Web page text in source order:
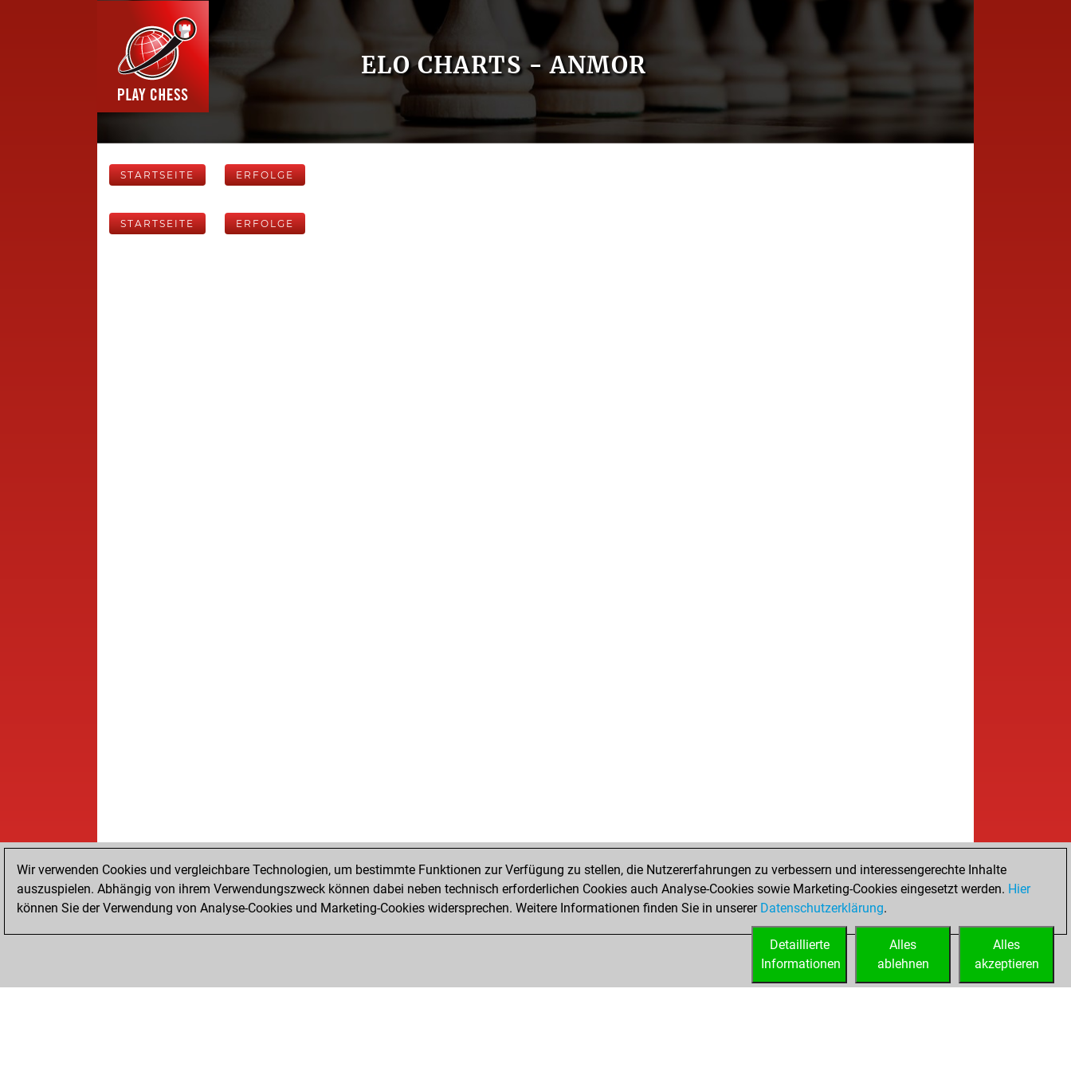
ELO CHARTS - ANMOR
STARTSEITE ERFOLGE
STARTSEITE ERFOLGE
Wir verwenden Cookies und vergleichbare Technologien, um bestimmte Funktionen zur Verfügung zu stellen, die Nutzererfahrungen zu verbessern und interessengerechte Inhalte
auszuspielen. Abhängig von ihrem Verwendungszweck können dabei neben technisch erforderlichen Cookies auch Analyse-Cookies sowie Marketing-Cookies eingesetzt werden. Hier
können Sie der Verwendung von Analyse-Cookies und Marketing-Cookies widersprechen. Weitere Informationen finden Sie in unserer Datenschutzerklärung.
Alles
akzeptieren
Alles
ablehnen
Detaillierte
Informationen